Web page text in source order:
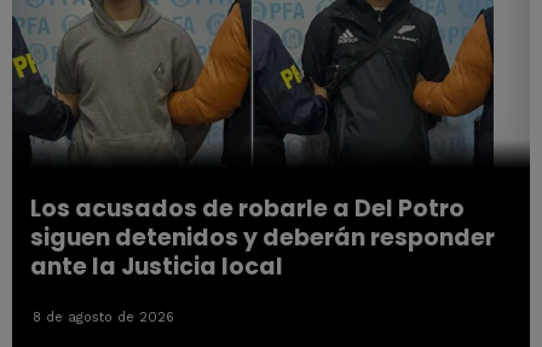
Los acusados de robarle a Del Potro
siguen detenidos y deberán responder
ante la Justicia local
8 de agosto de 2026